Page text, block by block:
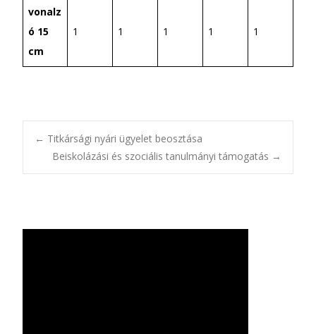
vonalz
ó 15
cm
1 1 1 1 1
← Titkársági nyári ügyelet beosztása
Beiskolázási és szociális tanulmányi támogatás →